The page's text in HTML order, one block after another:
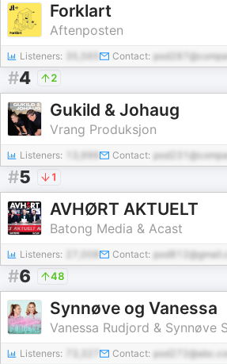
Forklart
Aftenposten
Listeners: Contact:
#4 2
Gukild & Johaug
Vrang Produksjon
Listeners: Contact:
#5 1
AVHØRT AKTUELT
Batong Media & Acast
Listeners: Contact:
#6 48
Synnøve og Vanessa
Vanessa Rudjord & Synnøve
Listeners: Contact: